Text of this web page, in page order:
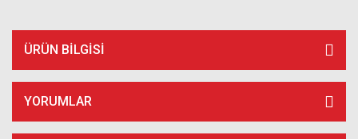
ÜRÜN BILGISI
YORUMLAR